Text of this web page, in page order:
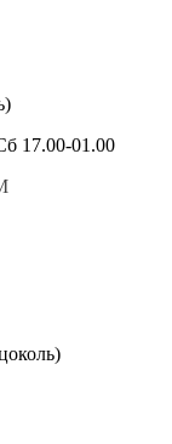
17.00-01.00